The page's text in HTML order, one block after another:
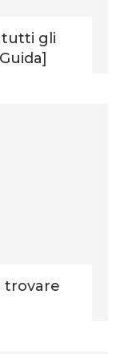
tutti gli
trovare